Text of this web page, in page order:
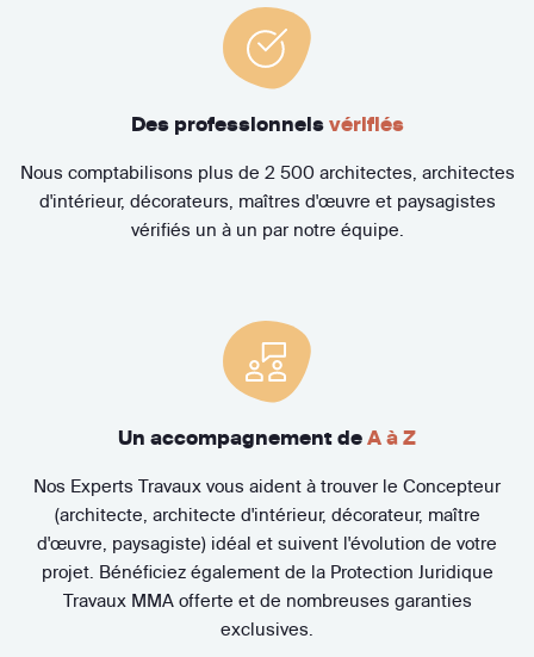
Des professionnels vérifiés
Nous comptabilisons plus de 2 500 architectes, architectes
d'intérieur, décorateurs, maîtres d'œuvre et paysagistes
vérifiés un à un par notre équipe.
Un accompagnement de A à Z
Nos Experts Travaux vous aident à trouver le Concepteur
(architecte, architecte d'intérieur, décorateur, maître
d'œuvre, paysagiste) idéal et suivent l'évolution de votre
projet. Bénéficiez également de la Protection Juridique
Travaux MMA offerte et de nombreuses garanties
exclusives.